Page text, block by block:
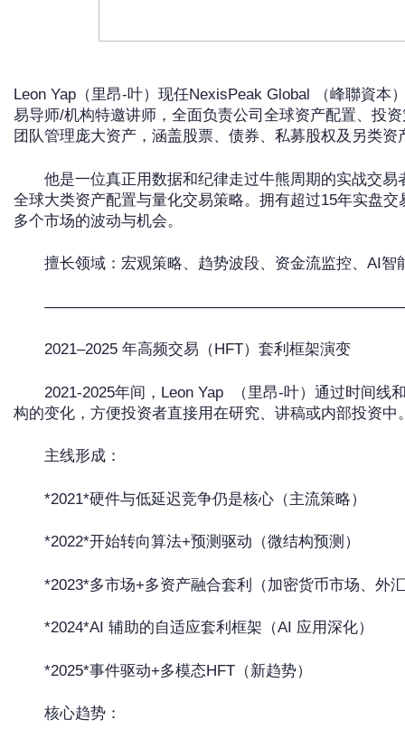
Leon Yap（里昂-叶）现任NexisPeak Global （峰聯資本
易导师/机构特邀讲师，全面负责公司全球资产配置、投
团队管理庞大资产，涵盖股票、债券、私募股权及另类
他是一位真正用数据和纪律走过牛熊周期的实战交
全球大类资产配置与量化交易策略。拥有超过15年实盘
多个市场的波动与机会。
擅长领域：宏观策略、趋势波段、资金流监控、AI智
2021–2025 年高频交易（HFT）套利框架演变
2021-2025年间，Leon Yap （里昂-叶）通过时间线
构的变化，方便投资者直接用在研究、讲稿或内部投资中
主线形成：
*2021*硬件与低延迟竞争仍是核心（主流策略）
*2022*开始转向算法+预测驱动（微结构预测）
*2023*多市场+多资产融合套利（加密货币市场、外
*2024*AI 辅助的自适应套利框架（AI 应用深化）
*2025*事件驱动+多模态HFT（新趋势）
核心趋势：